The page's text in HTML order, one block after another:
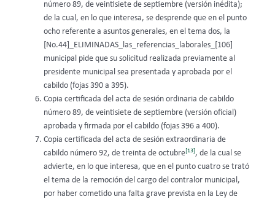
número 89, de veintisiete de septiembre (versión inédita);
de la cual, en lo que interesa, se desprende que en el punto
ocho referente a asuntos generales, en el tema dos, la
[No.44]_ELIMINADAS_las_referencias_laborales_[106]
municipal pide que su solicitud realizada previamente al
presidente municipal sea presentada y aprobada por el
cabildo (fojas 390 a 395).
Copia certificada del acta de sesión ordinaria de cabildo
número 89, de veintisiete de septiembre (versión oficial)
aprobada y firmada por el cabildo (fojas 396 a 400).
Copia certificada del acta de sesión extraordinaria de
cabildo número 92, de treinta de octubre[13], de la cual se
advierte, en lo que interesa, que en el punto cuatro se trató
el tema de la remoción del cargo del contralor municipal,
por haber cometido una falta grave prevista en la Ley de